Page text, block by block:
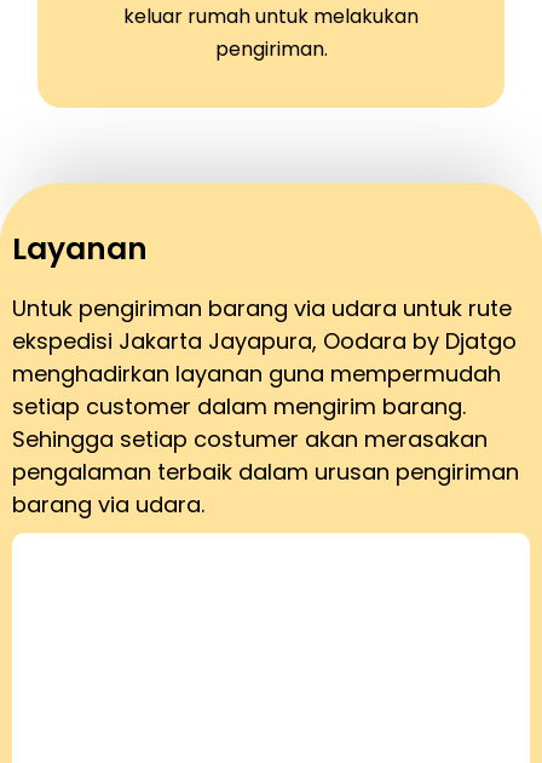
keluar rumah untuk melakukan
pengiriman.
Layanan
Untuk pengiriman barang via udara untuk rute
ekspedisi Jakarta Jayapura, Oodara by Djatgo
menghadirkan layanan guna mempermudah
setiap customer dalam mengirim barang.
Sehingga setiap costumer akan merasakan
pengalaman terbaik dalam urusan pengiriman
barang via udara.